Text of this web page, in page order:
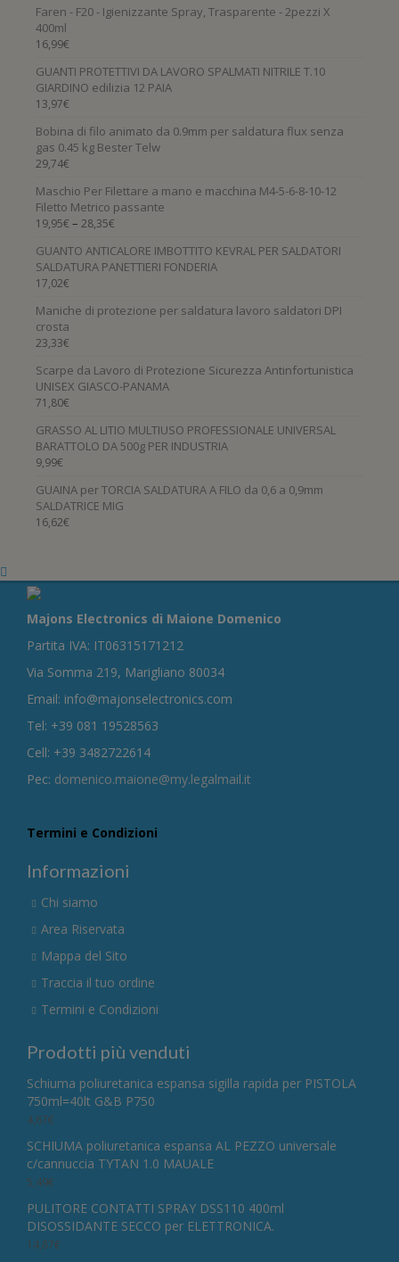
Faren - F20 - Igienizzante Spray, Trasparente - 2pezzi X
400ml
16,99€
GUANTI PROTETTIVI DA LAVORO SPALMATI NITRILE T.10
GIARDINO edilizia 12 PAIA
13,97€
Bobina di filo animato da 0.9mm per saldatura flux senza
gas 0.45 kg Bester Telw
29,74€
Maschio Per Filettare a mano e macchina M4-5-6-8-10-12
Filetto Metrico passante
19,95€ – 28,35€
GUANTO ANTICALORE IMBOTTITO KEVRAL PER SALDATORI
SALDATURA PANETTIERI FONDERIA
17,02€
Maniche di protezione per saldatura lavoro saldatori DPI
crosta
23,33€
Scarpe da Lavoro di Protezione Sicurezza Antinfortunistica
UNISEX GIASCO-PANAMA
71,80€
GRASSO AL LITIO MULTIUSO PROFESSIONALE UNIVERSAL
BARATTOLO DA 500g PER INDUSTRIA
9,99€
GUAINA per TORCIA SALDATURA A FILO da 0,6 a 0,9mm
SALDATRICE MIG
16,62€
Majons Electronics di Maione Domenico
Partita IVA: IT06315171212
Via Somma 219, Marigliano 80034
Email: info@majonselectronics.com
Tel: +39 081 19528563
Cell: +39 3482722614
Pec: domenico.maione@my.legalmail.it
Termini e Condizioni
Informazioni
Chi siamo
Area Riservata
Mappa del Sito
Traccia il tuo ordine
Termini e Condizioni
Prodotti più venduti
Schiuma poliuretanica espansa sigilla rapida per PISTOLA
750ml=40lt G&B P750
4,67€
SCHIUMA poliuretanica espansa AL PEZZO universale
c/cannuccia TYTAN 1.0 MAUALE
5,49€
PULITORE CONTATTI SPRAY DSS110 400ml
DISOSSIDANTE SECCO per ELETTRONICA.
14,87€